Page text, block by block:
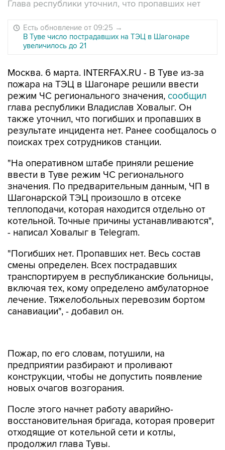
Глава республики уточнил, что пропавших нет
Есть обновление от 09:25 →
В Туве число пострадавших на ТЭЦ в Шагонаре
увеличилось до 21
Москва. 6 марта. INTERFAX.RU - В Туве из-за
пожара на ТЭЦ в Шагонаре решили ввести
режим ЧС регионального значения, сообщил
глава республики Владислав Ховалыг. Он
также уточнил, что погибших и пропавших в
результате инцидента нет. Ранее сообщалось о
поисках трех сотрудников станции.
"На оперативном штабе приняли решение
ввести в Туве режим ЧС регионального
значения. По предварительным данным, ЧП в
Шагонарской ТЭЦ произошло в отсеке
теплоподачи, которая находится отдельно от
котельной. Точные причины устанавливаются",
- написал Ховалыг в Telegram.
"Погибших нет. Пропавших нет. Весь состав
смены определен. Всех пострадавших
транспортируем в республиканские больницы,
включая тех, кому определено амбулаторное
лечение. Тяжелобольных перевозим бортом
санавиации", - добавил он.
конструкции, чтобы не допустить появление
новых очагов возгорания.
После этого начнет работу аварийно-
отходящие от котельной сети и котлы,
продолжил глава Тувы.
"После этого станет возможным поднять